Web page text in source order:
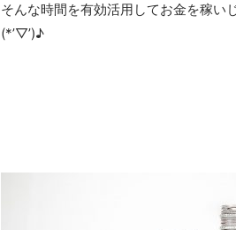
そんな時間を有効活用してお金を稼い
(*’▽’)♪